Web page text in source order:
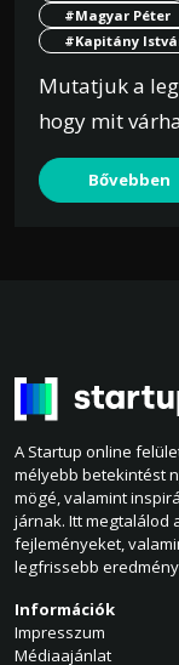
#Magyar Péter
#Kapitány
Mutatjuk a
hogy mit
Bővebben
A Startup online
mélyebb betekintést
mögé, valamint
járnak. Itt megtalálod
fejleményeket,
legfrissebb
Információk
Impresszum
Médiaajánlat